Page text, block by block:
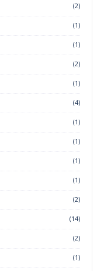
(2)
(1)
(1)
(2)
(1)
(4)
(1)
(1)
(1)
(1)
(2)
(14)
(2)
(1)